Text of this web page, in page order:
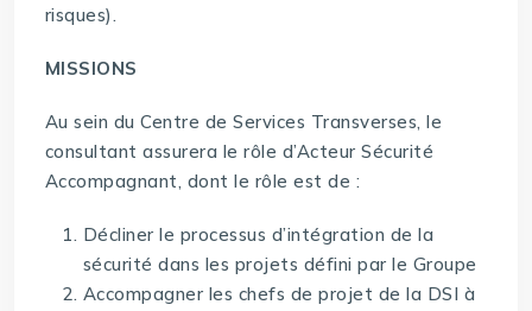
risques).
MISSIONS
Au sein du Centre de Services Transverses, le
consultant assurera le rôle d’Acteur Sécurité
Accompagnant, dont le rôle est de :
Décliner le processus d’intégration de la
sécurité dans les projets défini par le Groupe
Accompagner les chefs de projet de la DSI à